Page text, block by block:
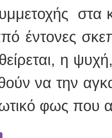
στα
έντονες
η
να την
φως